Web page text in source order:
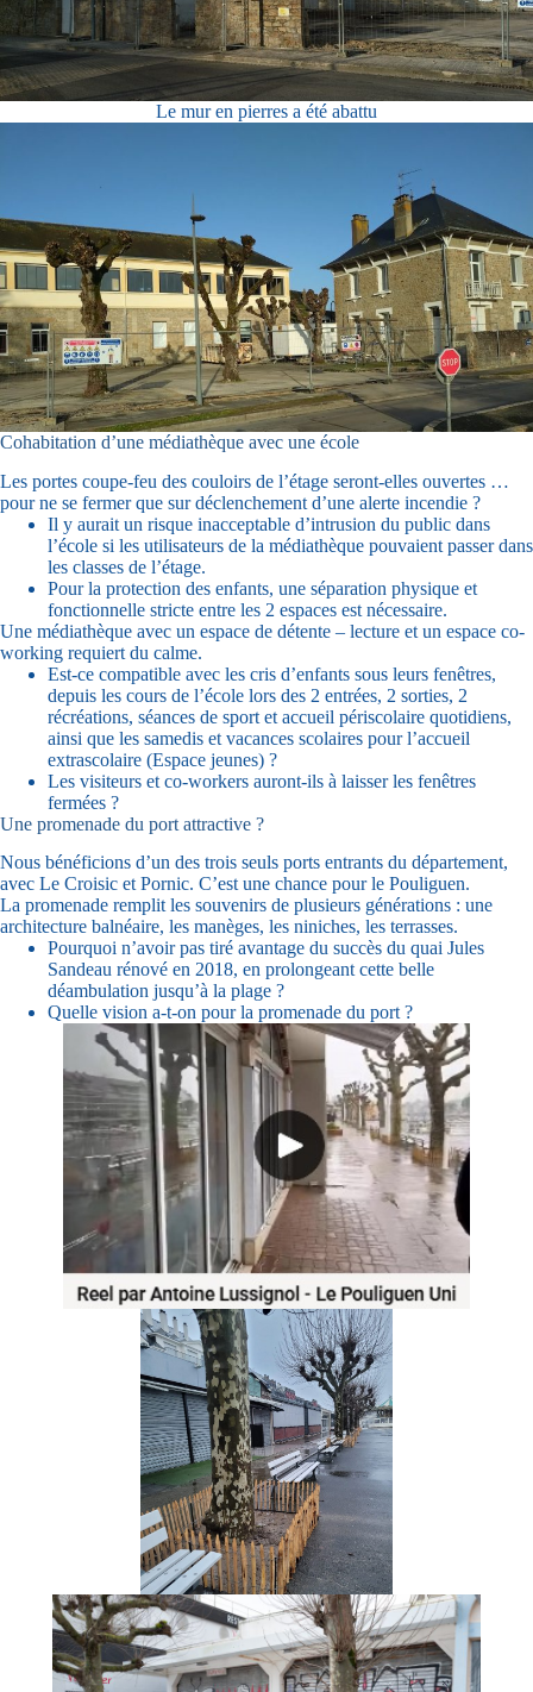
Le mur en pierres a été abattu
Cohabitation d’une médiathèque avec une école
Les portes coupe-feu des couloirs de l’étage seront-elles ouvertes …
pour ne se fermer que sur déclenchement d’une alerte incendie ?
Il y aurait un risque inacceptable d’intrusion du public dans
l’école si les utilisateurs de la médiathèque pouvaient passer dans
les classes de l’étage.
Pour la protection des enfants, une séparation physique et
fonctionnelle stricte entre les 2 espaces est nécessaire.
Une médiathèque avec un espace de détente – lecture et un espace co-
working requiert du calme.
Est-ce compatible avec les cris d’enfants sous leurs fenêtres,
depuis les cours de l’école lors des 2 entrées, 2 sorties, 2
récréations, séances de sport et accueil périscolaire quotidiens,
ainsi que les samedis et vacances scolaires pour l’accueil
extrascolaire (Espace jeunes) ?
Les visiteurs et co-workers auront-ils à laisser les fenêtres
fermées ?
Une promenade du port attractive ?
Nous bénéficions d’un des trois seuls ports entrants du département,
avec Le Croisic et Pornic. C’est une chance pour le Pouliguen.
La promenade remplit les souvenirs de plusieurs générations : une
architecture balnéaire, les manèges, les niniches, les terrasses.
Pourquoi n’avoir pas tiré avantage du succès du quai Jules
Sandeau rénové en 2018, en prolongeant cette belle
déambulation jusqu’à la plage ?
Quelle vision a-t-on pour la promenade du port ?